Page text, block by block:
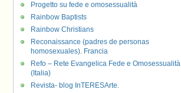
Progetto su fede e omosessualità
Rainbow Baptists
Rainbow Christians
Reconaissance (padres de personas
homosexuales). Francia
Refo – Rete Evangelica Fede e Omosessualità
(Italia)
Revista- blog InTERESArte.